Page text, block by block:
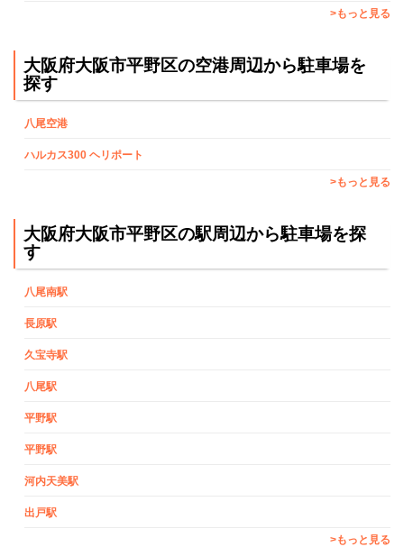
>もっと見る
大阪府大阪市平野区の空港周辺から駐車場を
探す
八尾空港
ハルカス300 ヘリポート
>もっと見る
大阪府大阪市平野区の駅周辺から駐車場を探
す
八尾南駅
長原駅
久宝寺駅
八尾駅
平野駅
平野駅
河内天美駅
出戸駅
>もっと見る